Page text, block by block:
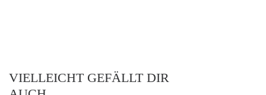
VIELLEICHT GEFÄLLT DIR